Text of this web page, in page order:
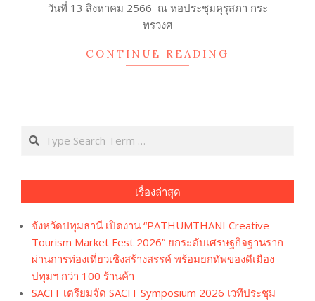
16
วันที่ 13 สิงหาคม 2566 ณ หอประชุมคุรุสภา กระ
ทรวงศ
CONTINUE READING
Search
เรื่องล่าสุด
จังหวัดปทุมธานี เปิดงาน “PATHUMTHANI Creative
Tourism Market Fest 2026” ยกระดับเศรษฐกิจฐานราก
ผ่านการท่องเที่ยวเชิงสร้างสรรค์ พร้อมยกทัพของดีเมือง
ปทุมฯ กว่า 100 ร้านค้า
SACIT เตรียมจัด SACIT Symposium 2026 เวทีประชุม